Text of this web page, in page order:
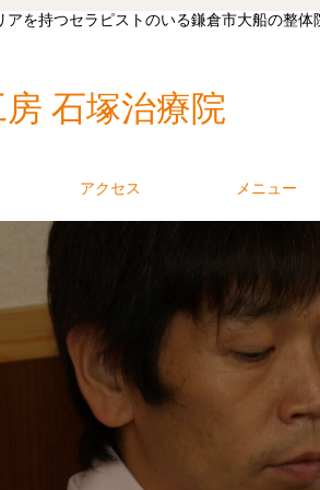
アを持つセラピストのいる鎌倉市大船の整
石塚治療院
アクセス メニュー